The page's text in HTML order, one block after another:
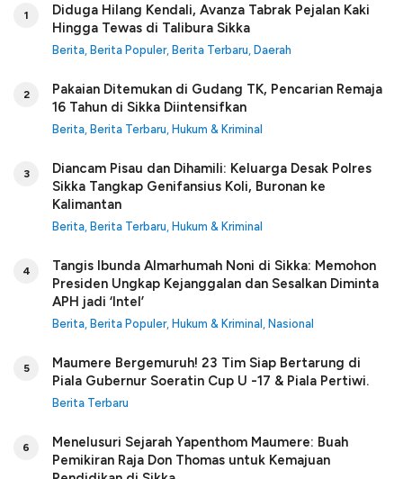
1
Diduga Hilang Kendali, Avanza Tabrak Pejalan Kaki
Hingga Tewas di Talibura Sikka
Berita Berita Populer, Berita Terbaru Daerah
2
Pakaian Ditemukan di Gudang TK, Pencarian Remaja
16 Tahun di Sikka Diintensifkan
Berita Berita Terbaru Hukum & Kriminal
3
Diancam Pisau dan Dihamili: Keluarga Desak Polres
Sikka Tangkap Genifansius Koli, Buronan ke
Kalimantan
Berita Berita Terbaru Hukum & Kriminal
4
Tangis Ibunda Almarhumah Noni di Sikka: Memohon
Presiden Ungkap Kejanggalan dan Sesalkan Diminta
APH jadi ‘Intel’
Berita Berita Populer, Hukum & Kriminal Nasional
5
Maumere Bergemuruh! 23 Tim Siap Bertarung di
Piala Gubernur Soeratin Cup U -17 & Piala Pertiwi.
Berita Terbaru
6
Menelusuri Sejarah Yapenthom Maumere: Buah
Pemikiran Raja Don Thomas untuk Kemajuan